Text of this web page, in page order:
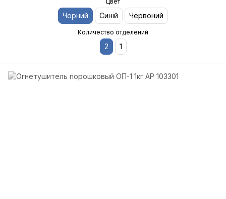
Чорний Синій Червоний
Количество отделений
2 1